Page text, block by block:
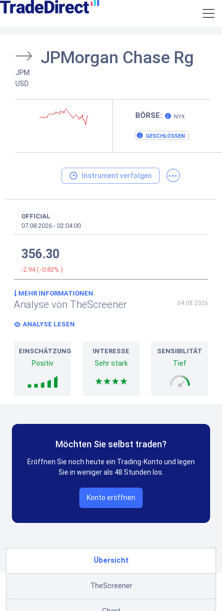
JPMorgan Chase Rg
JPM
USD
BÖRSE: NYX
GESCHLOSSEN
Instrument verfolgen ...
OFFICIAL
07.08.2026 - 02:04:00
356.30
-2.94( -0.82% )
MEHR INFORMATIONEN
Analyse von TheScreener 04.08.2026
ANALYSE LESEN
EINSCHÄTZUNG
Positiv
INTERESSE
Sehr stark
SENSIBILITÄT
Tief
Möchten Sie selbst traden?
Eröffnen Sie noch heute ein Trading-Konto und legen
Sie in weniger als 48 Stunden los.
Konto eröffnen
Übersicht
TheScreener